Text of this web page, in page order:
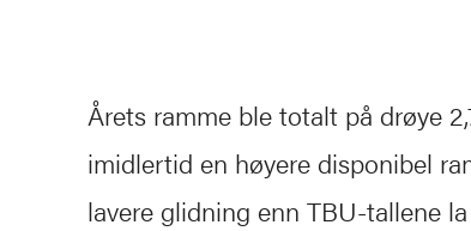
Årets ramme ble totalt på drøye
imidlertid en høyere disponibel
lavere glidning enn TBU-tallene